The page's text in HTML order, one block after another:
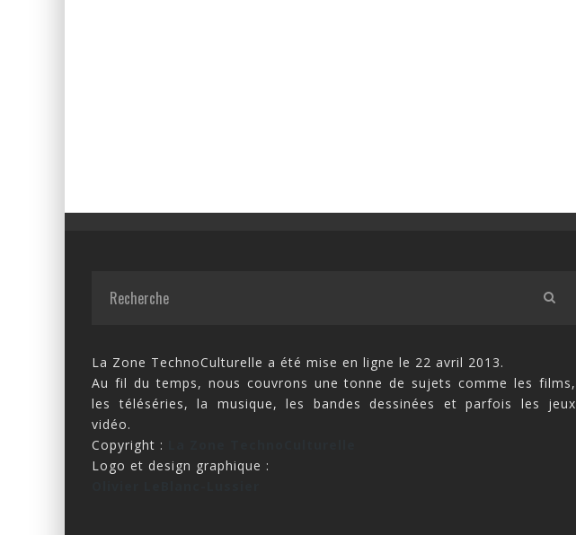
La Zone TechnoCulturelle a été mise en ligne le 22 avril 2013.
Au fil du temps, nous couvrons une tonne de sujets comme les films,
les téléséries, la musique, les bandes dessinées et parfois les jeux
vidéo.
Copyright :
Logo et design graphique :